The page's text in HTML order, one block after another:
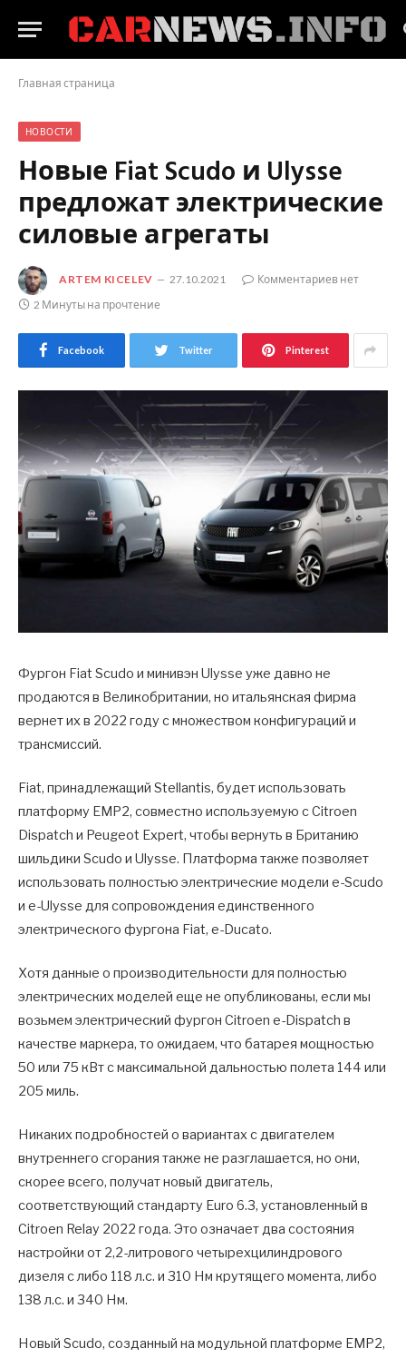
Главная страница
НОВОСТИ
Новые Fiat Scudo и Ulysse
предложат электрические
силовые агрегаты
ARTEM KICELEV 27.10.2021
Комментариев нет
2 Минуты на прочтение
Facebook Twitter Pinterest
Фургон Fiat Scudo и минивэн Ulysse уже давно не
продаются в Великобритании, но итальянская фирма
вернет их в 2022 году с множеством конфигураций и
трансмиссий.
Fiat, принадлежащий Stellantis, будет использовать
платформу EMP2, совместно используемую с Citroen
Dispatch и Peugeot Expert, чтобы вернуть в Британию
шильдики Scudo и Ulysse. Платформа также позволяет
использовать полностью электрические модели e-Scudo
и e-Ulysse для сопровождения единственного
электрического фургона Fiat, e-Ducato.
Хотя данные о производительности для полностью
электрических моделей еще не опубликованы, если мы
возьмем электрический фургон Citroen e-Dispatch в
качестве маркера, то ожидаем, что батарея мощностью
50 или 75 кВт с максимальной дальностью полета 144 или
205 миль.
Никаких подробностей о вариантах с двигателем
внутреннего сгорания также не разглашается, но они,
скорее всего, получат новый двигатель,
соответствующий стандарту Euro 6.3, установленный в
Citroen Relay 2022 года. Это означает два состояния
настройки от 2,2-литрового четырехцилиндрового
дизеля с либо 118 л.с. и 310 Нм крутящего момента, либо
138 л.с. и 340 Нм.
Новый Scudo, созданный на модульной платформе EMP2,